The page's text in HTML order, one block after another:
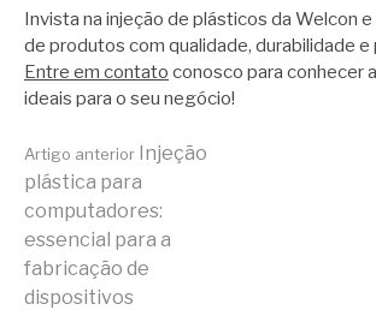
Invista na injeção de plásticos da Welcon
de produtos com qualidade, durabilidade e
Entre em contato conosco para conhecer
ideais para o seu negócio!
Continue
lendo
Artigo anterior Injeção
plástica para
computadores:
essencial para a
fabricação de
dispositivos